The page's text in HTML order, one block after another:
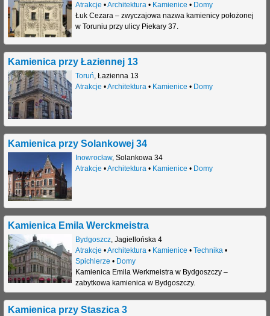
Atrakcje •Architektura• Kamienice • Domy
Łuk Cezara – zwyczajowa nazwa kamienicy położonej
w Toruniu przy ulicy Piekary 37.
Kamienica przy Łaziennej 13
Toruń, Łazienna 13
Atrakcje •Architektura• Kamienice • Domy
Kamienica przy Solankowej 34
Inowrocław, Solankowa 34
Atrakcje •Architektura• Kamienice • Domy
Kamienica Emila Werckmeistra
Bydgoszcz, Jagiellońska 4
Atrakcje •Architektura• Kamienice • Technika•
Spichlerze • Domy
Kamienica Emila Werkmeistra w Bydgoszczy –
zabytkowa kamienica w Bydgoszczy.
Kamienica przy Staszica 3